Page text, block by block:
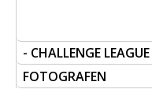
- CHALLENGE LEAGUE
FOTOGRAFEN